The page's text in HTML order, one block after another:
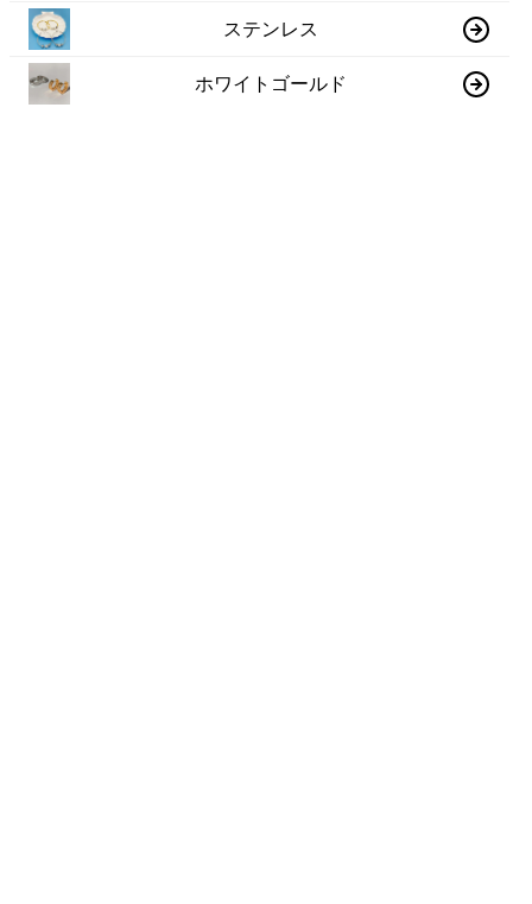
ステンレス
ホワイトゴールド